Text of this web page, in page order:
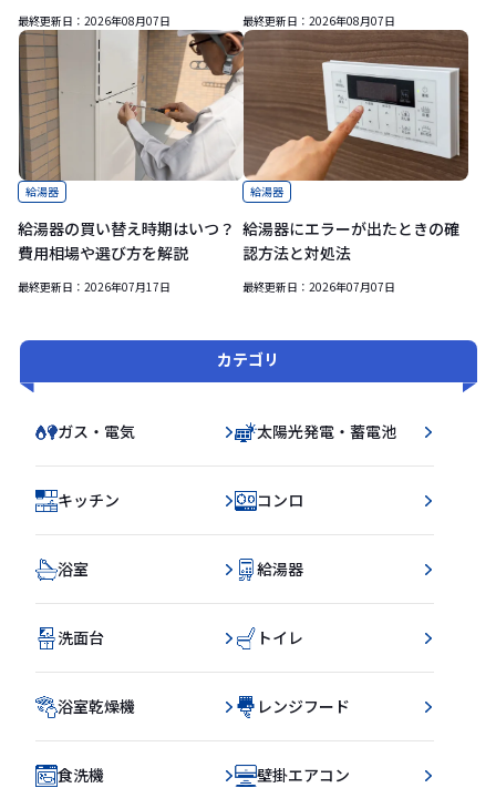
最終更新日： 2026年08月07日 最終更新日： 2026年08月07日
給湯器
給湯器の買い替え時期はいつ？
費用相場や選び方を解説
最終更新日： 2026年07月17日
給湯器
給湯器にエラーが出たときの確
認方法と対処法
最終更新日： 2026年07月07日
カテゴリ
ガス・電気 太陽光発電・蓄電池
キッチン コンロ
浴室 給湯器
洗面台 トイレ
浴室乾燥機 レンジフード
食洗機 壁掛エアコン